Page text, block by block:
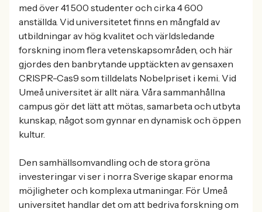
med över 41 500 studenter och cirka 4 600
anställda. Vid universitetet finns en mångfald av
utbildningar av hög kvalitet och världsledande
forskning inom flera vetenskapsområden, och här
gjordes den banbrytande upptäckten av gensaxen
CRISPR-Cas9 som tilldelats Nobelpriset i kemi. Vid
Umeå universitet är allt nära. Våra sammanhållna
campus gör det lätt att mötas, samarbeta och utbyta
kunskap, något som gynnar en dynamisk och öppen
kultur.
Den samhällsomvandling och de stora gröna
investeringar vi ser i norra Sverige skapar enorma
möjligheter och komplexa utmaningar. För Umeå
universitet handlar det om att bedriva forskning om